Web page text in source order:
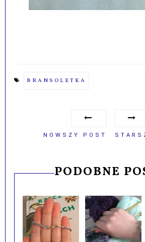
BRANSOLETKA
NOWSZY POST
PODOBNE